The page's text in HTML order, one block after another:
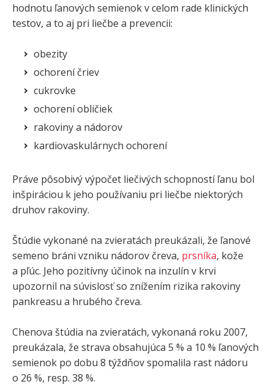
hodnotu ľanových semienok v celom rade klinických
testov, a to aj pri liečbe a prevencii:
obezity
ochorení čriev
cukrovke
ochorení obličiek
rakoviny a nádorov
kardiovaskulárnych ochorení
Práve pôsobivý výpočet liečivých schopností ľanu bol
inšpiráciou k jeho používaniu pri liečbe niektorých
druhov rakoviny.
Štúdie vykonané na zvieratách preukázali, že ľanové
semeno bráni vzniku nádorov čreva, prsníka, kože
a pľúc. Jeho pozitívny účinok na inzulín v krvi
upozornil na súvislosť so znížením rizika rakoviny
pankreasu a hrubého čreva.
Chenova štúdia na zvieratách, vykonaná roku 2007,
preukázala, že strava obsahujúca 5 % a 10 % ľanových
semienok po dobu 8 týždňov spomalila rast nádoru
o 26 %, resp. 38 %.